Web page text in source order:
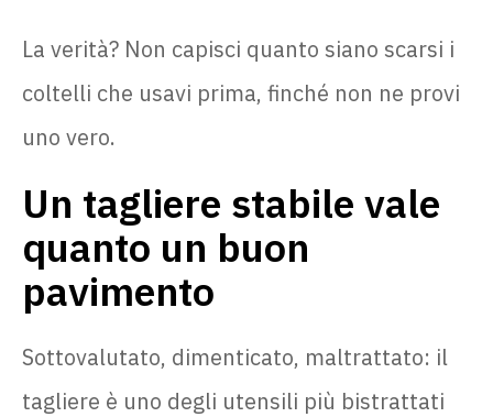
La verità? Non capisci quanto siano scarsi i
coltelli che usavi prima, finché non ne provi
uno vero.
Un tagliere stabile vale
quanto un buon
pavimento
Sottovalutato, dimenticato, maltrattato: il
tagliere è uno degli utensili più bistrattati